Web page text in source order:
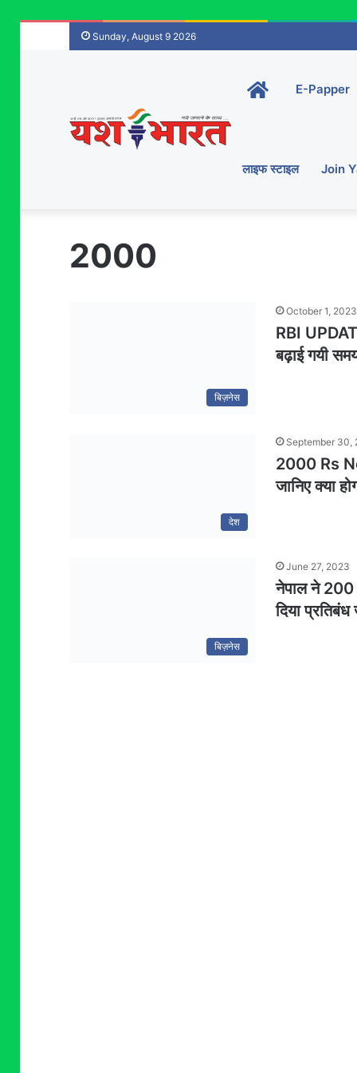
Sunday, August 9 2026
Home-
main
E-Papper
लाइफ स्टाइल Join
2000
बिज़नेस
October 1, 2023
RBI
बढ़ाई गयी
देश
September 30,
2000 Rs
जानिए क्या
बिज़नेस
June 27, 2023
नेपाल ने 200
दिया